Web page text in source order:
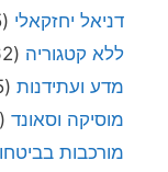
דניאל יחזקאלי (15)
ללא קטגוריה (162)
מדע ועתידנות (135)
מוסיקה וסאונד (8)
מורכבות